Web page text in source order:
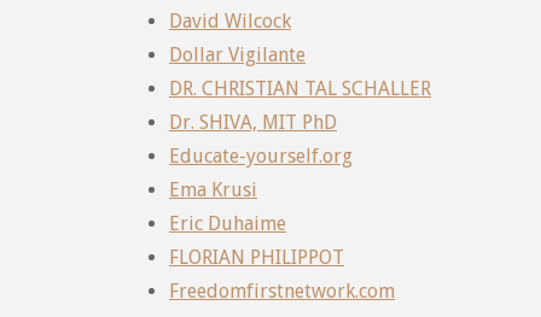
David Wilcock
Dollar Vigilante
DR. CHRISTIAN TAL SCHALLER
Dr. SHIVA, MIT PhD
Educate-yourself.org
Ema Krusi
Eric Duhaime
FLORIAN PHILIPPOT
Freedomfirstnetwork.com